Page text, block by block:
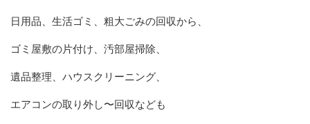
日用品、生活ゴミ、粗大ごみの回収から、
ゴミ屋敷の片付け、汚部屋掃除、
遺品整理、ハウスクリーニング、
エアコンの取り外し〜回収なども